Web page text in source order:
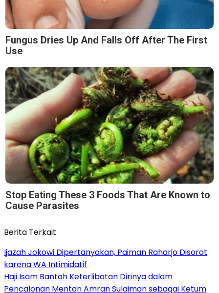
Fungus Dries Up And Falls Off After The First
Use
Stop Eating These 3 Foods That Are Known to
Cause Parasites
Berita Terkait
Ijazah Jokowi Dipertanyakan, Paiman Raharjo Disorot
karena WA Intimidatif
Haji Isam Bantah Keterlibatan Dirinya dalam
Pencalonan Mentan Amran Sulaiman sebagai Ketum